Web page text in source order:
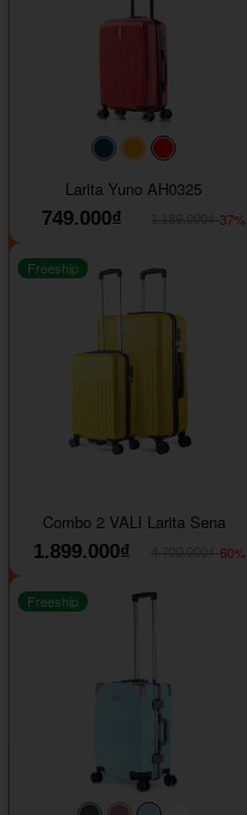
#093f69#ffa500
Larita Yuno AH0325
749.000₫
-37%
Freeship
Combo 2 VALI Larita Sena
1.899.000₫
-60%
Freeship